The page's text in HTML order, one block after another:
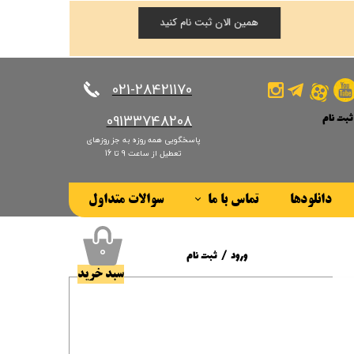
​​​​​​​021-28421170
​​​​​​​09133748208
پاسخگویی همه روزه به جز روزهای
تعطیل از ساعت 9 تا 16
دانلودها تماس با ما سوالات متداول
ثبت نام
من
واژه
همین الان ثبت نام کنید
۰
سبد خرید
ورود / ثبت نام
حساب کاربری من